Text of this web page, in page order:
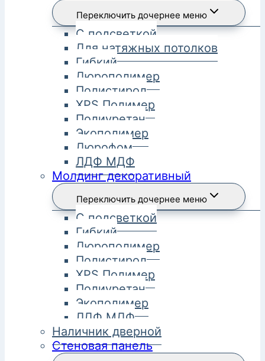
Переключить дочернее меню
С подсветкой
Для натяжных потолков
Гибкий
Дюрополимер
Полистирол
XPS Полимер
Полиуретан
Экополимер
Дюрофом
ЛДФ МДФ
Молдинг декоративный
Переключить дочернее меню
С подсветкой
Гибкий
Дюрополимер
Полистирол
XPS Полимер
Полиуретан
Экополимер
ЛДФ МДФ
Наличник дверной
Стеновая панель